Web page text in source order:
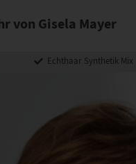
von Gisela Mayer
Echthaar Synthetik Mix